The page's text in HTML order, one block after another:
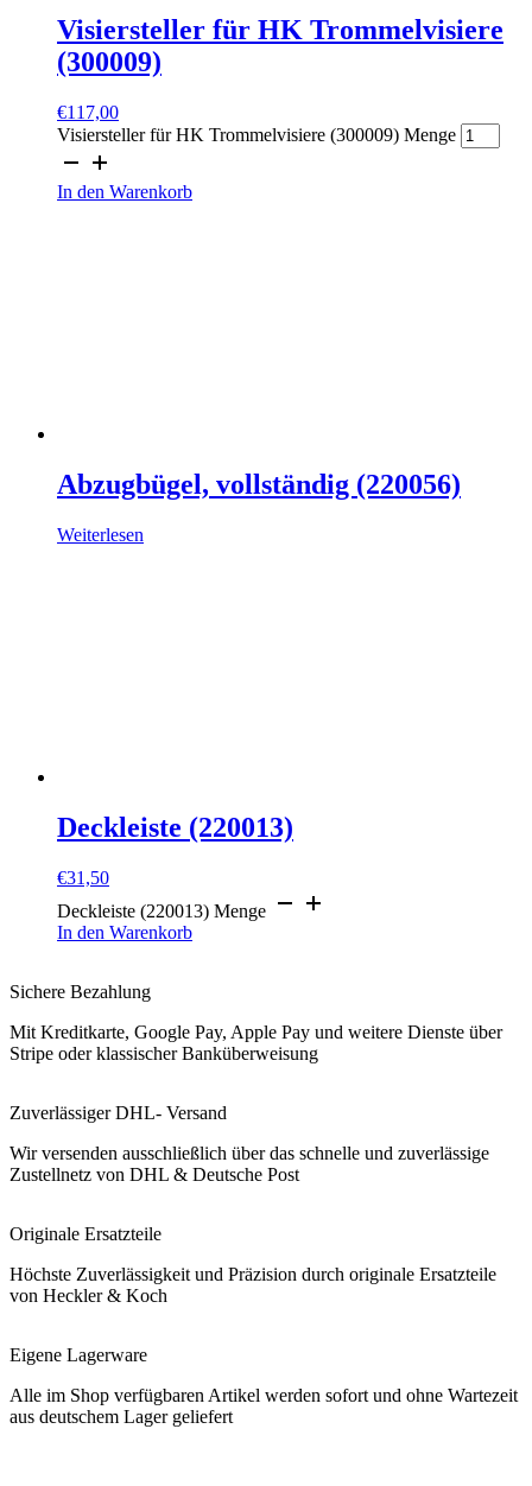
Visiersteller für HK Trommelvisiere
(300009)
€117,00
Visiersteller für HK Trommelvisiere (300009) Menge
In den Warenkorb
Abzugbügel, vollständig (220056)
Weiterlesen
Deckleiste (220013)
€31,50
Deckleiste (220013) Menge
In den Warenkorb
Sichere Bezahlung
Mit Kreditkarte, Google Pay, Apple Pay und weitere Dienste über
Stripe oder klassischer Banküberweisung
Zuverlässiger DHL- Versand
Wir versenden ausschließlich über das schnelle und zuverlässige
Zustellnetz von DHL & Deutsche Post
Originale Ersatzteile
Höchste Zuverlässigkeit und Präzision durch originale Ersatzteile
von Heckler & Koch
Eigene Lagerware
Alle im Shop verfügbaren Artikel werden sofort und ohne Wartezeit
aus deutschem Lager geliefert